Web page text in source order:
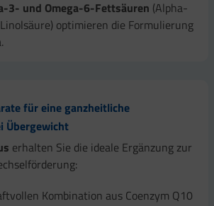
3- und Omega-6-Fettsäuren (Alpha-
optimieren die Formulierung
für eine ganzheitliche
Übergewicht
erhalten Sie die ideale Ergänzung zur
Kombination aus Coenzym Q10